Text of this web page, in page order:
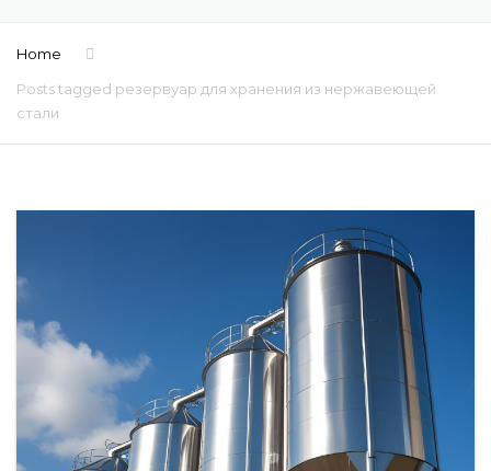
Home
Posts tagged резервуар для хранения из нержавеющей
стали